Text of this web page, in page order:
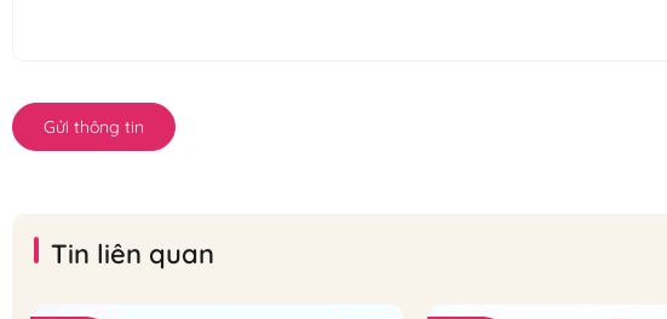
Gửi thông tin
Tin liên quan